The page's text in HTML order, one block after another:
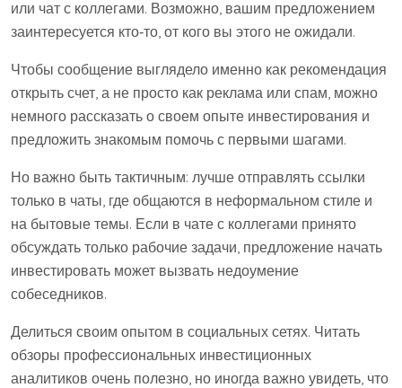
или чат с коллегами. Возможно, вашим предложением
заинтересуется кто‑то, от кого вы этого не ожидали.
Чтобы сообщение выглядело именно как рекомендация
открыть счет, а не просто как реклама или спам, можно
немного рассказать о своем опыте инвестирования и
предложить знакомым помочь с первыми шагами.
Но важно быть тактичным: лучше отправлять ссылки
только в чаты, где общаются в неформальном стиле и
на бытовые темы. Если в чате с коллегами принято
обсуждать только рабочие задачи, предложение начать
инвестировать может вызвать недоумение
собеседников.
Делиться своим опытом в социальных сетях. Читать
обзоры профессиональных инвестиционных
аналитиков очень полезно, но иногда важно увидеть, что